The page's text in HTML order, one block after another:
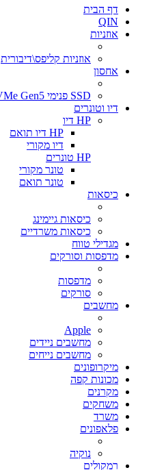
דף הבית
QIN
אוזניות
אוזניות קליפס\דיבורית
אחסון
SSD פנימי NVMe Gen5
דיו וטונרים
HP דיו
HP דיו תואם
דיו מקורי
HP טונרים
טונר מקורי
טונר תואם
כיסאות
כיסאות גיימינג
כיסאות משרדיים
מגדילי טווח
מדפסות וסורקים
מדפסות
סורקים
מחשבים
Apple
מחשבים ניידים
מחשבים נייחים
מיקרופונים
מכונות קפה
מקרנים
משחקים
משרד
פלאפונים
נוקיה
רמקולים